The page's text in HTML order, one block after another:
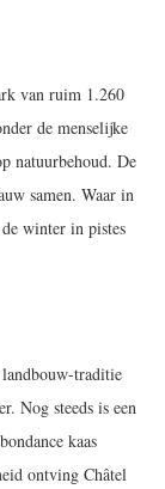
van ruim 1.260
de menselijke
natuurbehoud. De
samen. Waar in
winter in pistes
landbouw-traditie
Nog steeds is een
kaas
ontving Châtel